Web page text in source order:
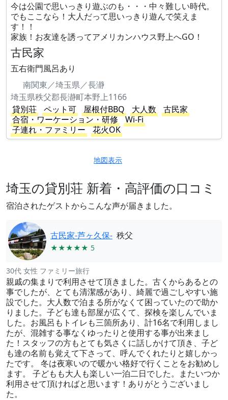
今は公園で思いっきり遊ぶのも・・・中々難しい時代。
でもここなら！大人だって思いっきり遊んで笑えま
す！！
家族！お友達を誘ってアメリカンハウス野上へGO！
古民家
五右衛門風呂あり
南関東／埼玉県／長瀞
埼玉県秩父郡長瀞町本野上1166
貸別荘
ペット可 屋根付BBQ 大人数
古民家
合宿・ワーケーション・研修
Wi-Fi
子連れ・ファミリー
花火OK
地図表示
埼玉の貸別荘 新着・高評価の口コミ
宿泊されたゲストからこんな声が届きました。
古民家-芦ヶ久保- 秩父
★★★★★ 5
30代 女性 ファミリー旅行
親戚の集まりで利用させて頂きました。古くからあるとの
事でしたが、とても清潔感があり、綺麗で過ごしやすい施
設でした。大人数で泊まる所がなくて困っていたので助か
りました。子ども達も部屋が広くて、探検を楽しんでいま
した。お風呂もトイレも三箇所あり、計16名で利用しまし
たが、混雑する事なくゆったりと使用する事が出来まし
た！スタッフの方もとても気さくに話しかけて頂き、子ど
も達の名前も覚えて下さって、呼んでくれたりと嬉しかっ
たです。 冬は夜寒いので暖かい格好で行くことをお勧めし
ます。 子どもも大人も楽しい一泊二日でした。またいつか
利用させて頂ければと思います！ありがとうございまし
た。